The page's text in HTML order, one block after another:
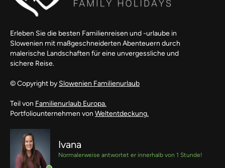
Erleben Sie die besten Familienreisen und -urlaube in
Slowenien mit maßgeschneiderten Abenteuern durch
malerische Landschaften für eine unvergessliche und
sichere Reise.
© Copyright by Slowenien Familienurlaub
Teil von Familienurlaub Europa.
Portfoliounternehmen von Weltentdeckung.
Ivana
Normalerweise antwortet er innerhalb von 1 Stunde!